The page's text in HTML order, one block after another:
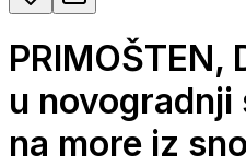
PRIMOŠTEN,
u novogradnji
na more iz